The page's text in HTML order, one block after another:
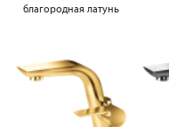
благородная латунь